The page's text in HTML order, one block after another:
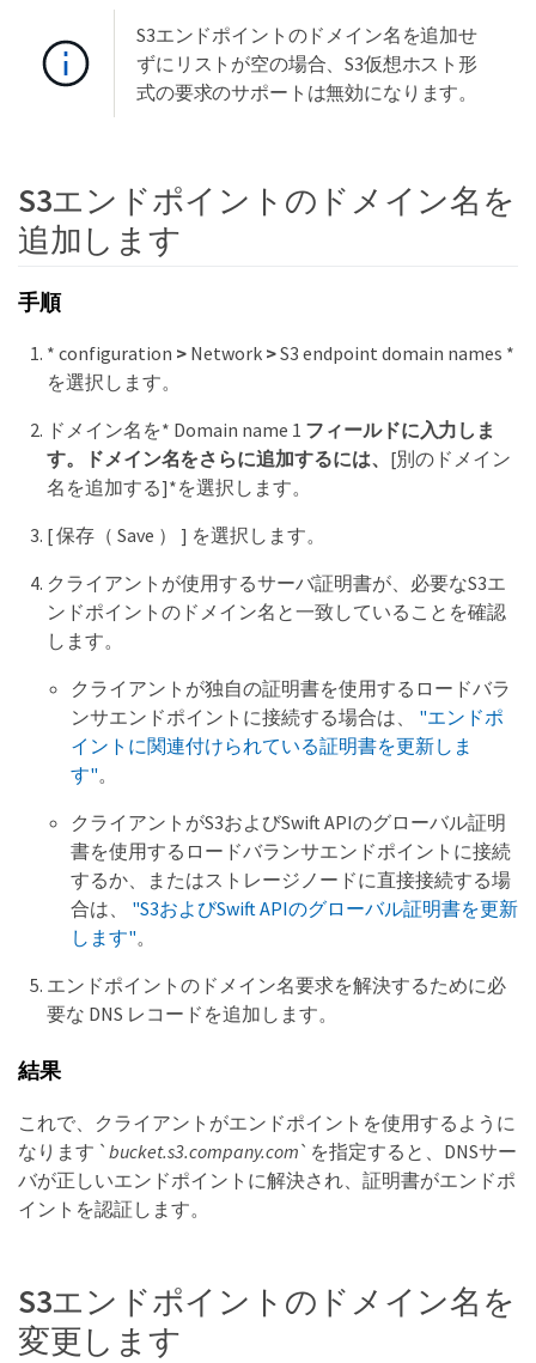
S3エンドポイントのドメイン名を追加せ
ずにリストが空の場合、S3仮想ホスト形
式の要求のサポートは無効になります。
S3エンドポイントのドメイン名を
追加します
手順
* configuration >Network >S3 endpoint domain names *
を選択します。
ドメイン名を* Domain name 1 フィールドに入力しま
す。ドメイン名をさらに追加するには、 [別のドメイン
名を追加する]*を選択します。
[ 保存（ Save ） ] を選択します。
クライアントが使用するサーバ証明書が、必要なS3エ
ンドポイントのドメイン名と一致していることを確認
します。
クライアントが独自の証明書を使用するロードバラ
ンサエンドポイントに接続する場合は、 "エンドポ
イントに関連付けられている証明書を更新しま
す"。
クライアントがS3およびSwift APIのグローバル証明
書を使用するロードバランサエンドポイントに接続
するか、またはストレージノードに直接接続する場
合は、 "S3およびSwift APIのグローバル証明書を更新
します"。
エンドポイントのドメイン名要求を解決するために必
要な DNS レコードを追加します。
結果
これで、クライアントがエンドポイントを使用するように
なります ` bucket.s3.company.com`を指定すると、DNSサー
バが正しいエンドポイントに解決され、証明書がエンドポ
イントを認証します。
S3エンドポイントのドメイン名を
変更します